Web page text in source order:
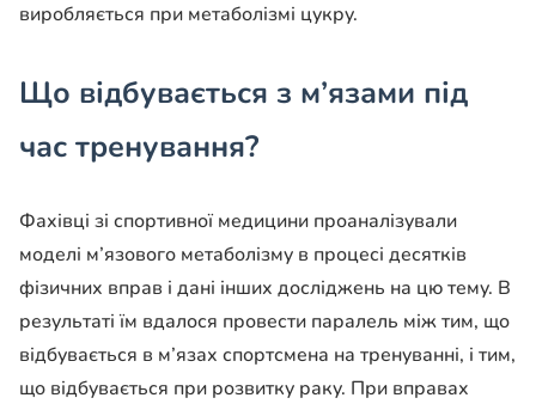
виробляється при метаболізмі цукру.
Що відбувається з м’язами під
час тренування?
Фахівці зі спортивної медицини проаналізували
моделі м’язового метаболізму в процесі десятків
фізичних вправ і дані інших досліджень на цю тему. В
результаті їм вдалося провести паралель між тим, що
відбувається в м’язах спортсмена на тренуванні, і тим,
що відбувається при розвитку раку. При вправах